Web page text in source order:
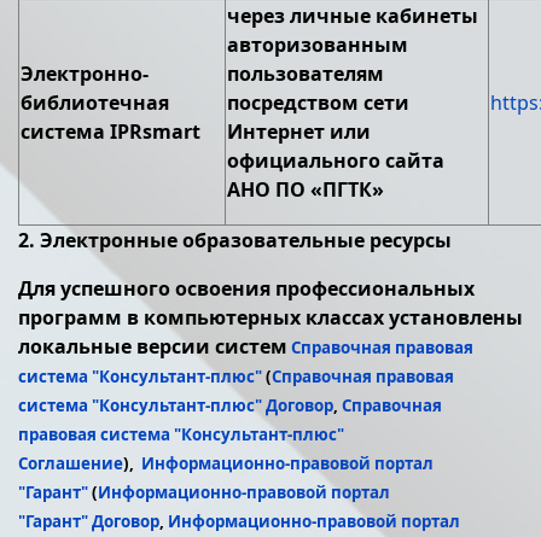
Электронно-
библиотечная
система IPRsmart
через личные кабинеты
авторизованным
пользователям
посредством сети
Интернет или
официального сайта
АНО ПО «ПГТК»
2. Электронные образовательные ресурсы
Для успешного освоения профессиональных
программ в компьютерных классах установлены
локальные версии систем Справочная правовая
система "Консультант-плюс"(Справочная правовая
система "Консультант-плюс" Договор, Справочная
правовая система "Консультант-плюс"
Соглашение), Информационно-правовой портал
"Гарант"(Информационно-правовой портал
"Гарант" Договор, Информационно-правовой портал